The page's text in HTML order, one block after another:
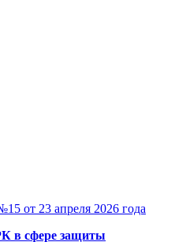
от 23 апреля 2026 года
в сфере защиты